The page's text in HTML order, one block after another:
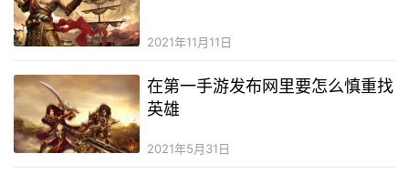
2021年11月11日
在第一手游发布网里要怎么慎重找
英雄
2021年5月31日